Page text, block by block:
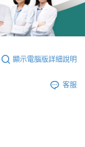
顯示電腦版詳細說明
客服